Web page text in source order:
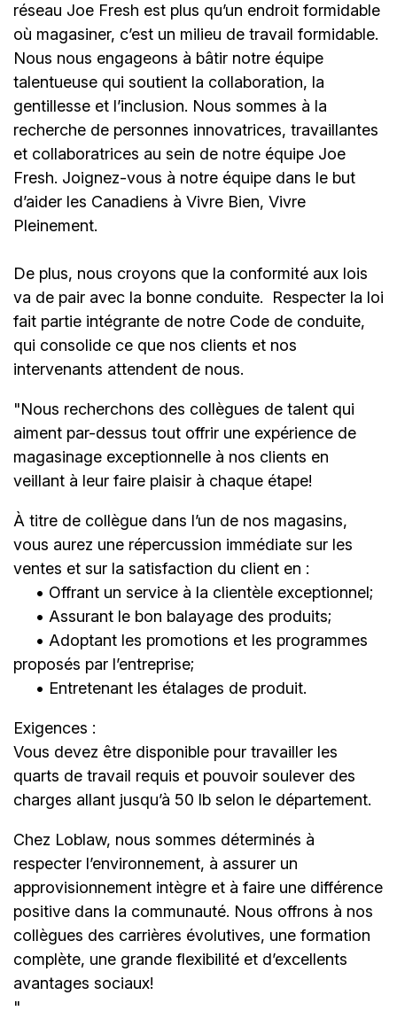
réseau Joe Fresh est plus qu’un endroit formidable
où magasiner, c’est un milieu de travail formidable.
Nous nous engageons à bâtir notre équipe
talentueuse qui soutient la collaboration, la
gentillesse et l’inclusion. Nous sommes à la
recherche de personnes innovatrices, travaillantes
et collaboratrices au sein de notre équipe Joe
Fresh. Joignez-vous à notre équipe dans le but
d’aider les Canadiens à Vivre Bien, Vivre
Pleinement.
De plus, nous croyons que la conformité aux lois
va de pair avec la bonne conduite.
Respecter la loi
fait partie intégrante de notre Code de conduite,
qui consolide ce que nos clients et nos
intervenants attendent de nous.
"Nous recherchons des collègues de talent qui
aiment par-dessus tout offrir une expérience de
magasinage exceptionnelle à nos clients en
veillant à leur faire plaisir à chaque étape!
À titre de collègue dans l’un de nos magasins,
vous aurez une répercussion immédiate sur les
ventes et sur la satisfaction du client en :
• Offrant un service à la clientèle exceptionnel;
• Assurant le bon balayage des produits;
• Adoptant les promotions et les programmes
proposés par l’entreprise;
• Entretenant les étalages de produit.
Exigences :
Vous devez être disponible pour travailler les
quarts de travail requis et pouvoir soulever des
charges allant jusqu’à 50 lb selon le département.
Chez Loblaw, nous sommes déterminés à
respecter l’environnement, à assurer un
approvisionnement intègre et à faire une différence
positive dans la communauté. Nous offrons à nos
collègues des carrières évolutives, une formation
complète, une grande flexibilité et d’excellents
avantages sociaux!
"